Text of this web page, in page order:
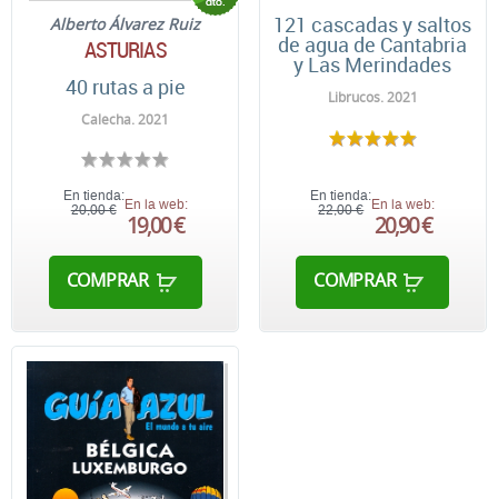
Alberto Álvarez Ruiz
ASTURIAS
40 rutas a pie
Calecha. 2021
En tienda:
20,00 € En la web:
19,00 €
COMPRAR
121 cascadas y saltos
de agua de Cantabria
y Las Merindades
Librucos. 2021
En tienda:
22,00 € En la web:
20,90 €
COMPRAR